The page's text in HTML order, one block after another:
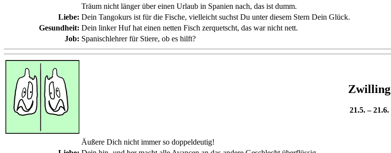
Träum nicht länger über einen Urlaub in Spanien nach, das ist dumm.
Liebe: Dein Tangokurs ist für die Fische, vielleicht suchst Du unter diesem Stern Dein Glück.
Gesundheit: Dein linker Huf hat einen netten Fisch zerquetscht, das war nicht nett.
Job: Spanischlehrer für Stiere, ob es hilft?
Zwilling
21.5. – 21.6.
Äußere Dich nicht immer so doppeldeutig!